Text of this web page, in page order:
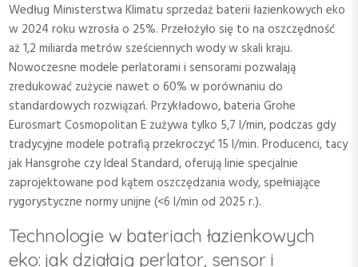
Według Ministerstwa Klimatu sprzedaż baterii łazienkowych eko
w 2024 roku wzrosła o 25%. Przełożyło się to na oszczędność
aż 1,2 miliarda metrów sześciennych wody w skali kraju.
Nowoczesne modele perlatorami i sensorami pozwalają
zredukować zużycie nawet o 60% w porównaniu do
standardowych rozwiązań. Przykładowo, bateria Grohe
Eurosmart Cosmopolitan E zużywa tylko 5,7 l/min, podczas gdy
tradycyjne modele potrafią przekroczyć 15 l/min. Producenci, tacy
jak Hansgrohe czy Ideal Standard, oferują linie specjalnie
zaprojektowane pod kątem oszczędzania wody, spełniające
rygorystyczne normy unijne (<6 l/min od 2025 r.).
Technologie w bateriach łazienkowych
eko: jak działają perlator, sensor i